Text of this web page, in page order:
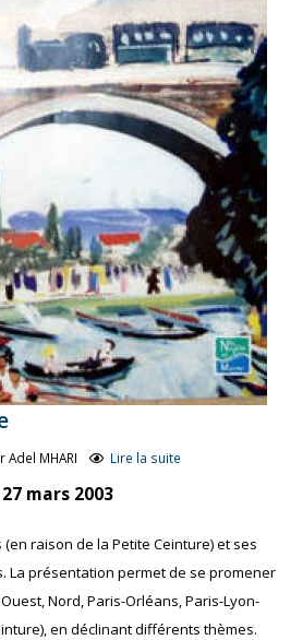
Adel MHARI Lire la suite
mars 2003
raison de la Petite Ceinture) et ses
La présentation permet de se promener
Nord, Paris-Orléans, Paris-Lyon-
en déclinant différents thèmes.